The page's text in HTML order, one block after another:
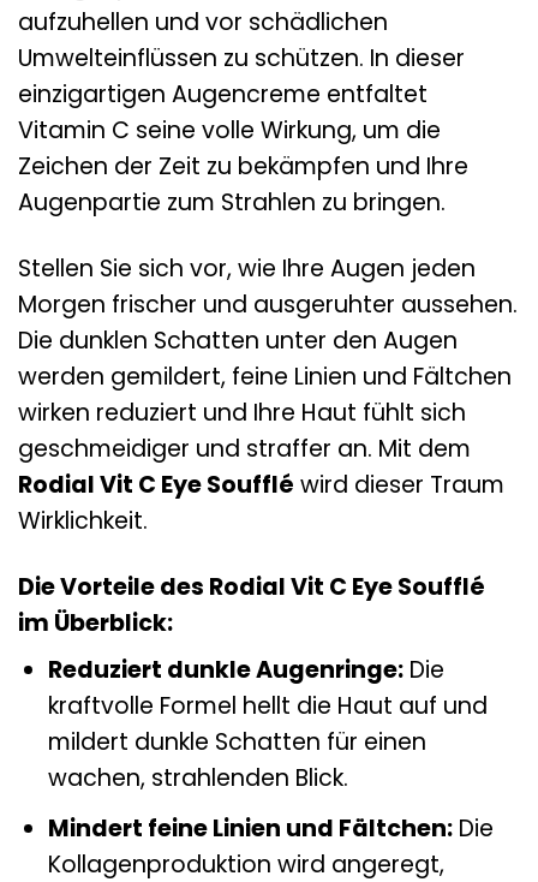
aufzuhellen und vor schädlichen
Umwelteinflüssen zu schützen. In dieser
einzigartigen Augencreme entfaltet
Vitamin C seine volle Wirkung, um die
Zeichen der Zeit zu bekämpfen und Ihre
Augenpartie zum Strahlen zu bringen.
Stellen Sie sich vor, wie Ihre Augen jeden
Morgen frischer und ausgeruhter aussehen.
Die dunklen Schatten unter den Augen
werden gemildert, feine Linien und Fältchen
wirken reduziert und Ihre Haut fühlt sich
geschmeidiger und straffer an. Mit dem
Rodial Vit C Eye Soufflé wird dieser Traum
Wirklichkeit.
Die Vorteile des Rodial Vit C Eye Soufflé
im Überblick:
Reduziert dunkle Augenringe:Die
kraftvolle Formel hellt die Haut auf und
mildert dunkle Schatten für einen
wachen, strahlenden Blick.
Mindert feine Linien und Fältchen:Die
Kollagenproduktion wird angeregt,